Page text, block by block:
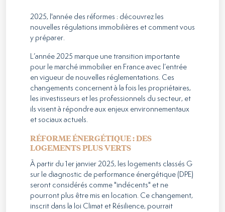
2025, l'année des réformes : découvrez les
nouvelles régulations immobilières et comment vous
y préparer.
L’année 2025 marque une transition importante
pour le marché immobilier en France avec l’entrée
en vigueur de nouvelles réglementations. Ces
changements concernent à la fois les propriétaires,
les investisseurs et les professionnels du secteur, et
ils visent à répondre aux enjeux environnementaux
et sociaux actuels.
RÉFORME ÉNERGÉTIQUE : DES
LOGEMENTS PLUS VERTS
À partir du 1er janvier 2025, les logements classés G
sur le diagnostic de performance énergétique (DPE)
seront considérés comme "indécents" et ne
pourront plus être mis en location. Ce changement,
inscrit dans la loi Climat et Résilience, pourrait